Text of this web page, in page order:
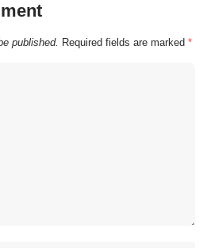
published. Required fields are marked *